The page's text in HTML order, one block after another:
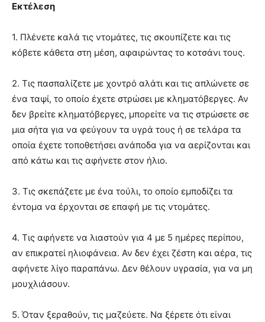
Εκτέλεση
1. Πλένετε καλά τις ντομάτες, τις σκουπίζετε και τις
κόβετε κάθετα στη μέση, αφαιρώντας το κοτσάνι τους.
2. Τις πασπαλίζετε με χοντρό αλάτι και τις απλώνετε σε
ένα ταψί, το οποίο έχετε στρώσει με κληματόβεργες. Αν
δεν βρείτε κληματόβεργες, μπορείτε να τις στρώσετε σε
μια σήτα για να φεύγουν τα υγρά τους ή σε τελάρα τα
οποία έχετε τοποθετήσει ανάποδα για να αερίζονται και
από κάτω και τις αφήνετε στον ήλιο.
3. Τις σκεπάζετε με ένα τούλι, το οποίο εμποδίζει τα
έντομα να έρχονται σε επαφή με τις ντομάτες.
4. Τις αφήνετε να λιαστούν για 4 με 5 ημέρες περίπου,
αν επικρατεί ηλιοφάνεια. Αν δεν έχει ζέστη και αέρα, τις
αφήνετε λίγο παραπάνω. Δεν θέλουν υγρασία, για να μη
μουχλιάσουν.
5. Όταν ξεραθούν, τις μαζεύετε. Να ξέρετε ότι είναι